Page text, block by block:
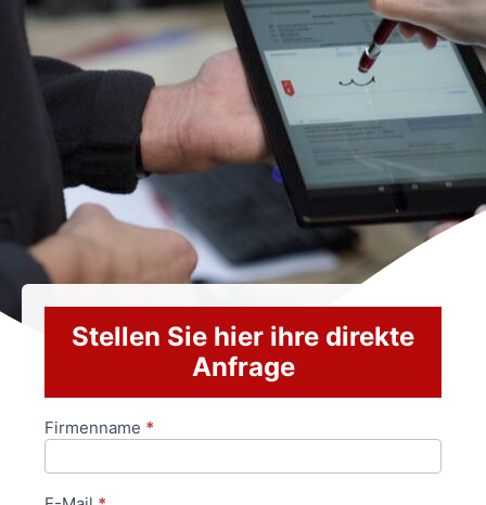
Stellen Sie hier ihre direkte
Anfrage
Anfrageformular
Firmenname *